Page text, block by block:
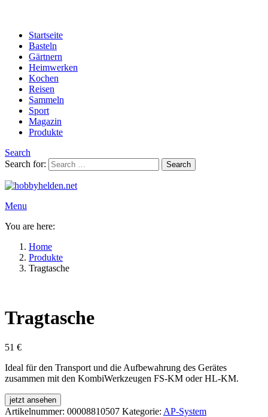
Startseite
Basteln
Gärtnern
Heimwerken
Kochen
Reisen
Sammeln
Sport
Magazin
Produkte
Search
Search for:
Search
Menu
You are here:
Home
Produkte
Tragtasche
Tragtasche
51 €
Ideal für den Transport und die Aufbewahrung des Gerätes
zusammen mit den KombiWerkzeugen FS-KM oder HL-KM.
jetzt ansehen
Artikelnummer: 00008810507 Kategorie: AP-System